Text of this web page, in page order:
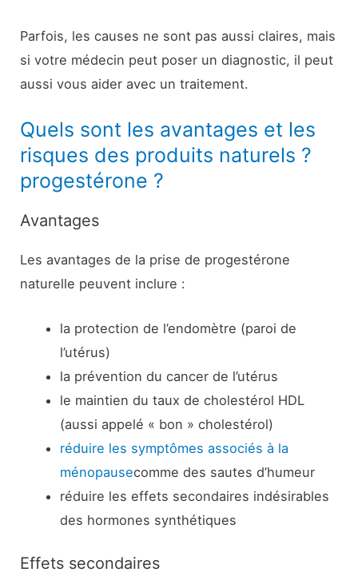
Parfois, les causes ne sont pas aussi claires, mais
si votre médecin peut poser un diagnostic, il peut
aussi vous aider avec un traitement.
Quels sont les avantages et les
risques des produits naturels ?
progestérone ?
Avantages
Les avantages de la prise de progestérone
naturelle peuvent inclure :
la protection de l’endomètre (paroi de
l’utérus)
la prévention du cancer de l’utérus
le maintien du taux de cholestérol HDL
(aussi appelé « bon » cholestérol)
réduire les symptômes associés à la
ménopausecomme des sautes d’humeur
réduire les effets secondaires indésirables
des hormones synthétiques
Effets secondaires